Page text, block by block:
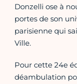
Donzelli ose à
portes de son
parisienne qui
Ville.
Pour cette 24e
déambulation